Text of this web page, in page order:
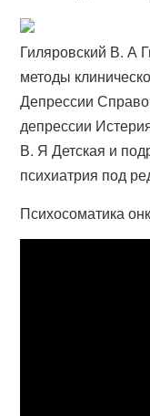
Гиляровский В. А
методы
Депрессии
депрессии
В. Я Детская и
психиатрия под
Психосоматика